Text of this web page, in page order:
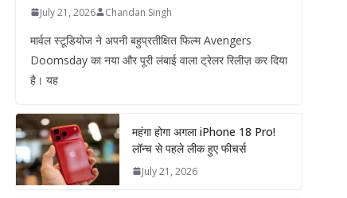
July 21, 2026 Chandan Singh
मार्वल स्टूडियोज ने अपनी बहुप्रतीक्षित फिल्म Avengers
Doomsday का नया और पूरी लंबाई वाला ट्रेलर रिलीज़ कर दिया
है। यह
महंगा होगा अगला iPhone 18 Pro!
लॉन्च से पहले लीक हुए फीचर्स
July 21, 2026